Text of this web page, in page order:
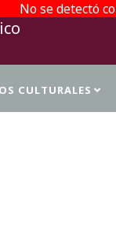
No se detectó
CULTURALES